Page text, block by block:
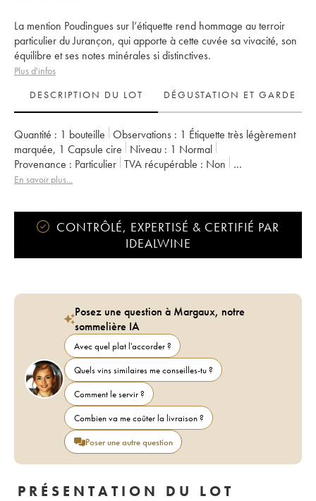
La mention Poudingues sur l’étiquette rend hommage au terroir
particulier du Jurançon, qui apporte à cette cuvée sa vivacité, son
équilibre et ses notes minérales si distinctives.
Plus d'infos
DESCRIPTION DU LOT
DÉGUSTATION ET GARDE
Quantité : 1 bouteille Observations : 1 Étiquette très légèrement
marquée, 1 Capsule cire Niveau : 1 Normal
Provenance : particulier TVA récupérable :
non
Région :
Sud Ouest
En savoir plus...
CONTRÔLÉ, EXPERTISÉ & CERTIFIÉ PAR
IDEALWINE
Posez une question à Margaux, notre
sommelière IA
Avec quel plat l'accorder ?
Quels vins similaires me conseilles-tu ?
Comment le servir ?
Combien va me coûter la livraison ?
Poser une autre question
PRÉSENTATION DU LOT